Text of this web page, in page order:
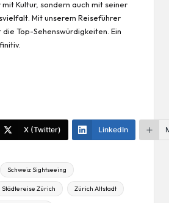
Kultur, sondern auch mit seiner
Mit unserem Reiseführer
Top-Sehenswürdigkeiten. Ein
X (Twitter) LinkedIn
Schweiz Sightseeing
Städtereise Zürich Zürich Altstadt